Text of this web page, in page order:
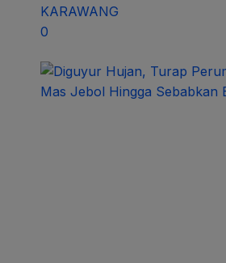
KARAWANG
0